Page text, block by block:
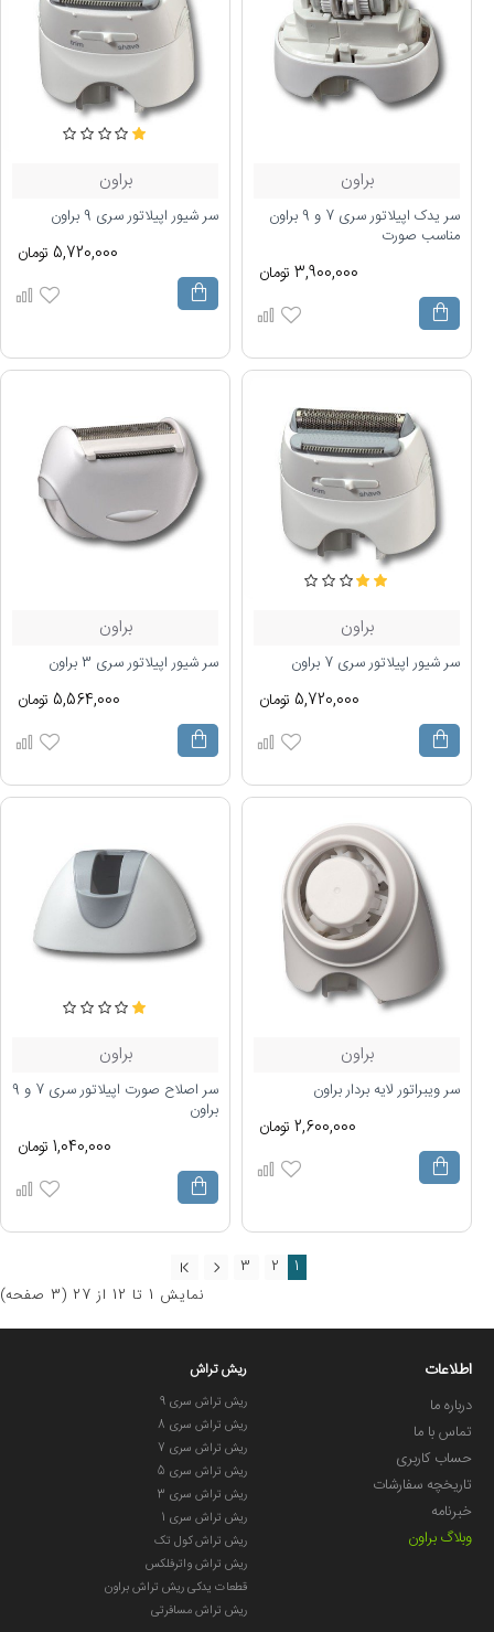
براون
سر یدک اپیلاتور سری 7 و 9 براون
مناسب صورت
3,900,000 تومان
براون
سر شیور اپیلاتور سری 9 براون
5,720,000 تومان
براون
سر شیور اپیلاتور سری 7 براون
5,720,000 تومان
براون
سر شیور اپیلاتور سری 3 براون
5,564,000 تومان
براون
سر ویبراتور لایه بردار براون
2,600,000 تومان
براون
سر اصلاح صورت اپیلاتور سری 7 و 9
براون
1,040,000 تومان
1
2
3
نمايش 1 تا 12 از 27 (3 صفحه)
اطلاعات
درباره ما
تماس با ما
حساب کاربری
تاریخچه سفارشات
خبرنامه
وبلاگ براون
ریش تراش
ریش تراش سری 9
ریش تراش سری 8
ریش تراش سری 7
ریش تراش سری 5
ریش تراش سری 3
ریش تراش سری 1
ریش تراش کول تک
ریش تراش واترفلکس
قطعات یدکی ریش تراش براون
ریش تراش مسافرتی